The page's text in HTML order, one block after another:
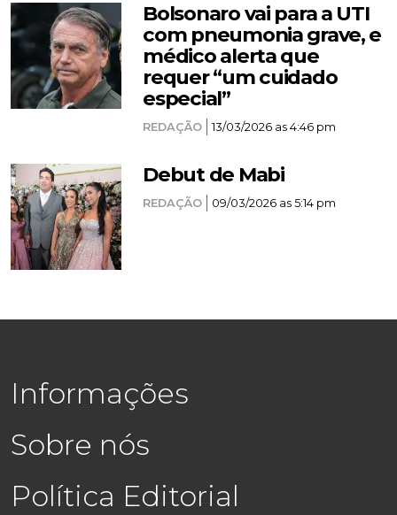
Bolsonaro vai para a UTI
com pneumonia grave, e
médico alerta que
requer “um cuidado
especial”
REDAÇÃO 13/03/2026 as 4:46 pm
Debut de Mabi
REDAÇÃO 09/03/2026 as 5:14 pm
Informações
Sobre nós
Política Editorial